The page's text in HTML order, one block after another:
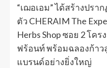
“เฌอเอม” ได้สร้างปร
ตัว CHERAIM The
Herbs Shop ซอย 2 โคร
ฟร้อนท์ พร้อมฉลองก้าว
แบรนด์อย่างยิ่งใหญ่